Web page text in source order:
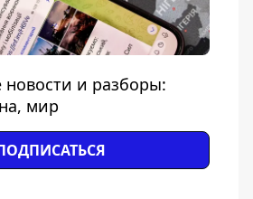
и разборы:
мир